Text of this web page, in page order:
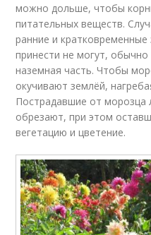
можно дольше, чтобы
питательных веществ.
ранние и
принести не могут, обычно
наземная часть. Чтобы
окучивают землёй,
Пострадавшие от морозца
обрезают, при этом
вегетацию и цветение.